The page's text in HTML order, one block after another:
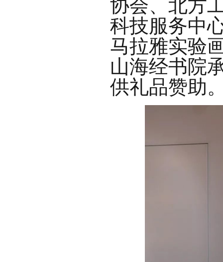
协会、北方
科技服务中
马拉雅实验
山海经书院
供礼品赞助